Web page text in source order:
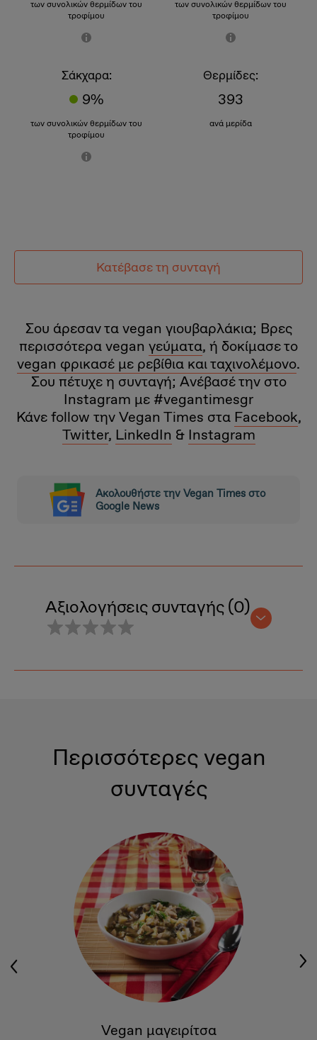
των συνολικών θερμίδων του
τροφίμου
των συνολικών θερμίδων του
τροφίμου
Σάκχαρα:
9%
των συνολικών θερμίδων του
τροφίμου
Θερμίδες:
393
ανά μερίδα
Κατέβασε τη συνταγή
Σου άρεσαν τα vegan γιουβαρλάκια; Βρες
περισσότερα vegan γεύματα, ή δοκίμασε το
vegan φρικασέ με ρεβίθια και ταχινολέμονο.
Σου πέτυχε η συνταγή; Ανέβασέ την στο
Ιnstagram με #vegantimesgr
Κάνε follow την Vegan Times στα Facebook,
Twitter, LinkedIn & Instagram
Ακολουθήστε την Vegan Times στο
Google News
Αξιολογήσεις συνταγής (0)
Περισσότερες vegan
συνταγές
Vegan μαγειρίτσα